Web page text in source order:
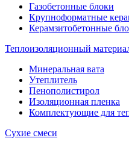
Газобетонные блоки
Крупноформатные
Керамзитобетонные
Теплоизоляционный
Минеральная вата
Утеплитель
Пенополистирол
Изоляционная пленка
Комплектующие для
Сухие смеси